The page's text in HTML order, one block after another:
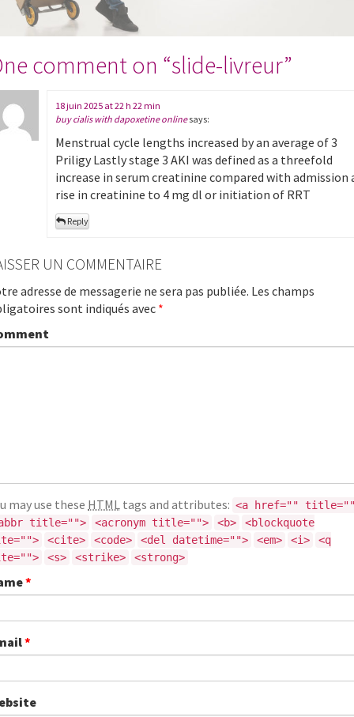
comment on “slide-livreur”
18 juin 2025 at 22 h 22 min
buy cialis with dapoxetine online says:
Menstrual cycle lengths increased by an average of 3
Priligy Lastly stage 3 AKI was defined as a threefold
increase in serum creatinine compared with admission
rise in creatinine to 4 mg dl or initiation of RRT
Reply
UN COMMENTAIRE
adresse de messagerie ne sera pas publiée. Les champs
sont indiqués avec *
may use these HTML tags and attributes: <a href=""
title="">
<acronym title=""> <b>
<blockquote
<cite> <code> <del datetime=""> <em> <i>
<q
<s> <strike> <strong>
*
*